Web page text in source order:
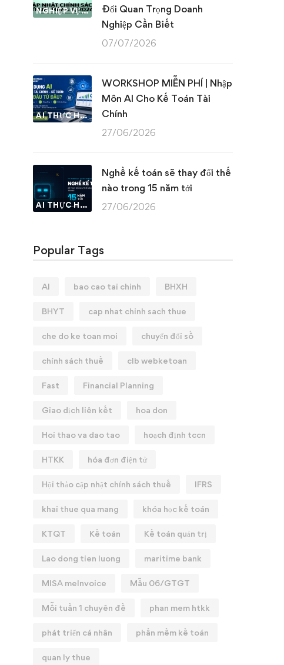
NGHIỆP VỤ KẾ TOÁN & THUẾ
Đổi Quan Trọng Doanh
Nghiệp Cần Biết
07/07/2026
AI THỰC HÀNH
WORKSHOP MIỄN PHÍ | Nhập
Môn AI Cho Kế Toán Tài
Chính
27/06/2026
AI THỰC HÀNH
Nghề kế toán sẽ thay đổi thế
nào trong 15 năm tới
27/06/2026
Popular Tags
AI bao cao tai chinh BHXH
BHYT cap nhat chinh sach thue
che do ke toan moi chuyển đổi số
chính sách thuế clb webketoan
Fast Financial Planning
Giao dịch liên kết hoa don
Hoi thao va dao tao hoạch định tccn
HTKK hóa đơn điện tử
Hội thảo cập nhật chính sách thuế IFRS
khai thue qua mang khóa học kế toán
KTQT Kế toán Kế toán quản trị
Lao dong tien luong maritime bank
MISA meInvoice Mẫu 06/GTGT
Mỗi tuần 1 chuyên đề phan mem htkk
phát triển cá nhân phần mềm kế toán
quan ly thue